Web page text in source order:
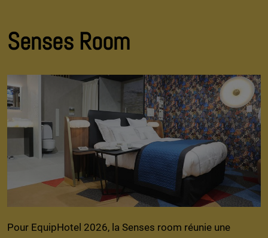
Senses Room
Pour EquipHotel 2026, la Senses room réunie une